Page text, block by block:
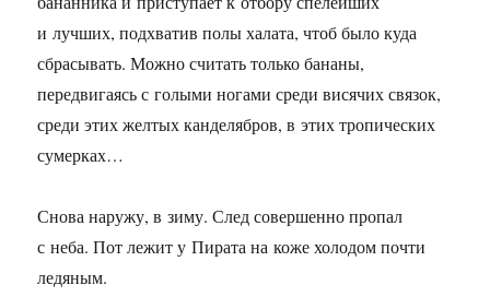
и лучших, подхватив полы халата, чтоб было куда
сбрасывать. Можно считать только бананы,
передвигаясь с голыми ногами среди висячих связок,
среди этих желтых канделябров, в этих тропических
сумерках…
Снова наружу, в зиму. След совершенно пропал
с неба. Пот лежит у Пирата на коже холодом почти
ледяным.